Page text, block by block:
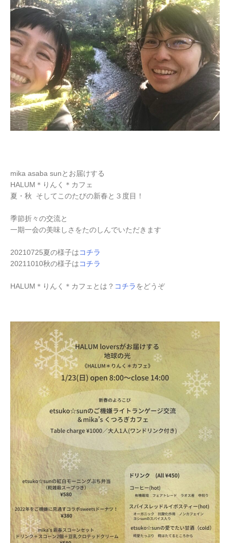
mika asaba sunとお届けする
HALUM＊りんく＊カフェ
夏・秋 そしてこのたびの新春と３度目！
季節折々の交流と
一期一会の美味しさをたのしんでいただきます
20210725夏の様子はコチラ
20211010秋の様子はコチラ
HALUM＊りんく＊カフェとは？ コチラをどうぞ